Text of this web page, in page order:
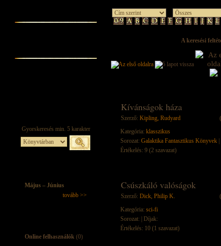
Május – Június
tovább >>
Online felhasználók (0)
A keresési
Kívánságok háza
Szerző: Kipling, Rudyard
Kategória: klasszikus
Sorozat: Galaktika Fantasztikus Könyvek
Értékelés: 9 (2 szavazat)
Csúszkáló valóságok
Szerző: Dick, Philip K.
Kategória: sci-fi
Sorozat:
| Díjak:
Értékelés: 10 (1 szavazat)